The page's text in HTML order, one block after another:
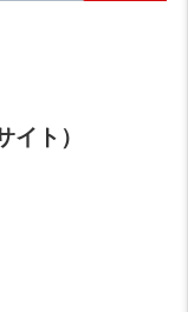
ト）